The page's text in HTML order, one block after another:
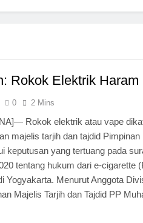
Rokok Elektrik Haram
0 2 Mins
Rokok elektrik atau vape
majelis tarjih dan tajdid Pimpinan
keputusan yang tertuang pada
tentang hukum dari e-cigarette
Yogyakarta. Menurut Anggota
Majelis Tarjih dan Tajdid PP